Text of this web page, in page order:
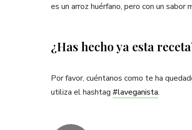
es un arroz huérfano, pero con un sabor
¿Has hecho ya esta
Por favor, cuéntanos como te ha
utiliza el hashtag #laveganista.